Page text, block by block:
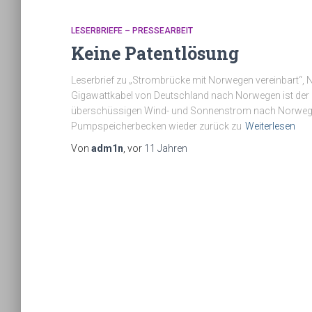
LESERBRIEFE – PRESSEARBEIT
Keine Patentlösung
Leserbrief zu „Strombrücke mit Norwegen
Gigawattkabel von Deutschland nach Norwegen ist
überschüssigen Wind- und Sonnenstrom nach
Pumpspeicherbecken wieder zurück zu Weiterlesen
Von adm1n , vor 11 Jahren